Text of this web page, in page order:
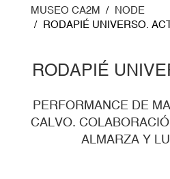
MUSEO CA2M
NODE
RODAPIÉ UNIVERSO.
RODAPIÉ
PERFORMANCE DE
CALVO.
ALMARZA Y